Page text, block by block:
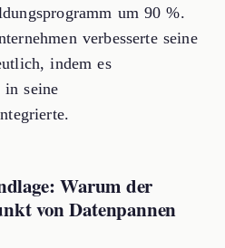
um 90 %.
verbesserte seine
indem es
in seine
Warum der
von Datenpannen